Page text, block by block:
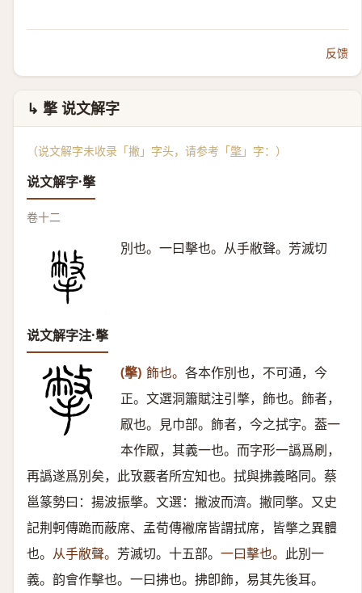
反馈
↳ 撆 说文解字
（说文解字未收录「撇」字头，请参考「撆 」字：）
说文解字·撆
卷十二
別也。一曰擊也。从手敝聲。芳滅切
说文解字注·撆
(撆) 飾也。 各本作別也，不可通，今
正。文選洞簫賦注引撆，飾也。飾者，
㕞也。見巾部。飾者，今之拭字。葢一
本作㕞，其義一也。而字形一譌爲刷，
再譌遂爲別矣，此攷覈者所宐知也。拭與拂義略同。蔡
邕篆勢曰：揚波振撆。文選：撇波而濟。撇同撆。又史
記荆軻傳跪而蔽席、孟荀傳襒席皆謂拭席，皆撆之異體
也。 从手敝聲。 芳滅切。十五部。 一曰擊也。 此別一
義。韵會作擊也。一曰拂也。拂卽飾，易其先後耳。